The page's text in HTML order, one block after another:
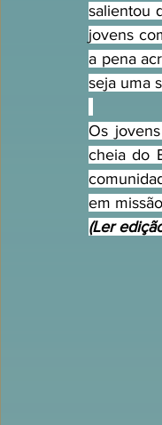
salientou
jovens
a pena
seja uma
Os
cheia do
em
(Ler